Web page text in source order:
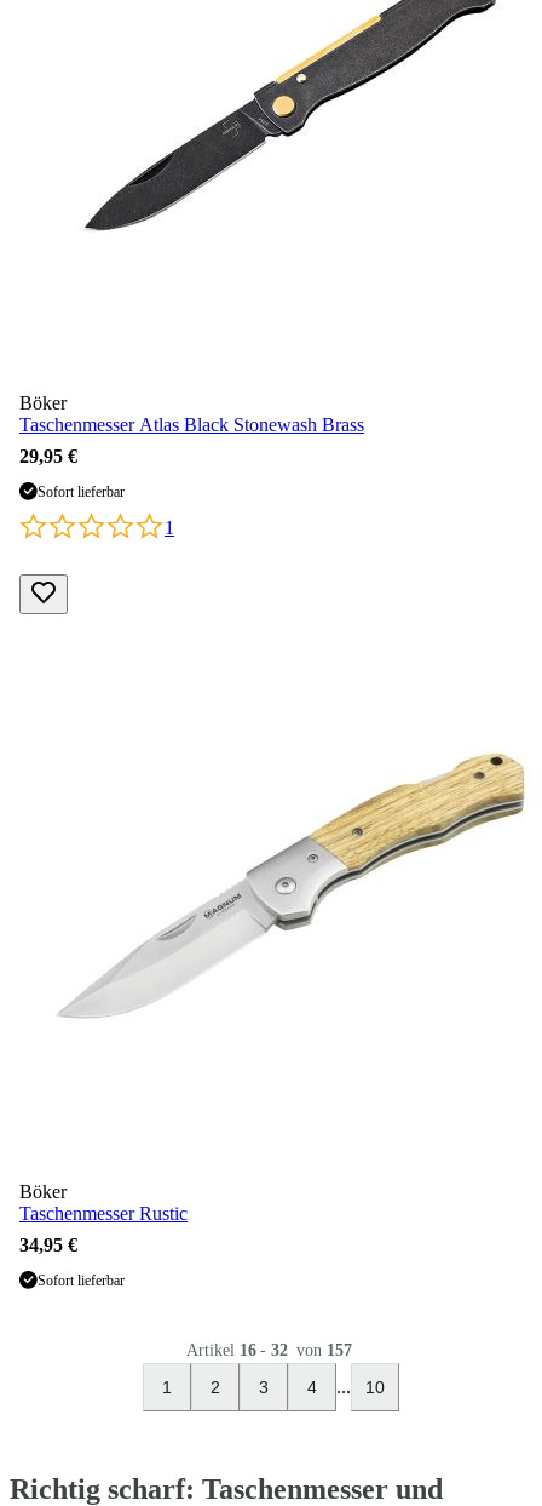
Böker
Taschenmesser Atlas Black Stonewash Brass
29,95 €
Sofort lieferbar
1
Böker
Taschenmesser Rustic
34,95 €
Sofort lieferbar
Artikel 16 - 32 von 157
1 2 3 4 ... 10
Richtig scharf: Taschenmesser und